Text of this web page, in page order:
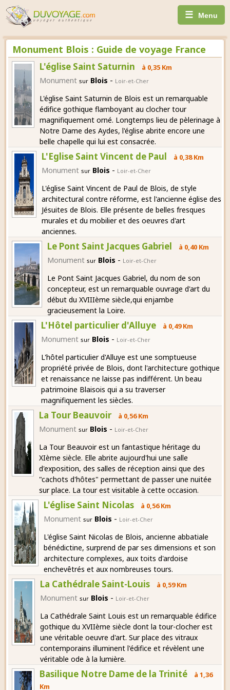
☰ Menu
Monument Blois : Guide de voyage France
L'église Saint Saturnin à 0,35 Km
Monument sur Blois - Loir-et-Cher
L'église Saint Saturnin de Blois est un remarquable
édifice gothique flamboyant au clocher tour
magnifiquement orné. Longtemps lieu de pèlerinage à
Notre Dame des Aydes, l'église abrite encore une
belle chapelle qui lui est consacrée.
L'Eglise Saint Vincent de Paul à 0,38 Km
Monument sur Blois - Loir-et-Cher
L'église Saint Vincent de Paul de Blois, de style
architectural contre réforme, est l'ancienne église des
Jésuites de Blois. Elle présente de belles fresques
murales et du mobilier et des oeuvres d'art
anciennes.
Le Pont Saint Jacques Gabriel à 0,40 Km
Monument sur Blois - Loir-et-Cher
Le Pont Saint Jacques Gabriel, du nom de son
concepteur, est un remarquable ouvrage d'art du
début du XVIIIème siècle,qui enjambe
gracieusement la Loire.
L'Hôtel particulier d'Alluye à 0,49 Km
Monument sur Blois - Loir-et-Cher
L'hôtel particulier d'Alluye est une somptueuse
propriété privée de Blois, dont l'architecture gothique
et renaissance ne laisse pas indifférent. Un beau
patrimoine Blaisois qui a su traverser
magnifiquement les siècles.
La Tour Beauvoir à 0,56 Km
Monument sur Blois - Loir-et-Cher
La Tour Beauvoir est un fantastique héritage du
XIème siècle. Elle abrite aujourd'hui une salle
d'exposition, des salles de réception ainsi que des
"cachots d'hôtes" permettant de passer une nuitée
sur place. La tour est visitable à cette occasion.
L'église Saint Nicolas à 0,56 Km
Monument sur Blois - Loir-et-Cher
L'église Saint Nicolas de Blois, ancienne abbatiale
bénédictine, surprend de par ses dimensions et son
architecture complexes, aux toits d'ardoise
enchevêtrés et aux nombreuses tours.
La Cathédrale Saint-Louis à 0,59 Km
Monument sur Blois - Loir-et-Cher
La Cathédrale Saint Louis est un remarquable édifice
gothique du XVIIème siècle dont la tour-clocher est
une véritable oeuvre d'art. Sur place des vitraux
contemporains illuminent l'édifice et révèlent une
véritable ode à la lumière.
Basilique Notre Dame de la Trinité
à 1,36
Km